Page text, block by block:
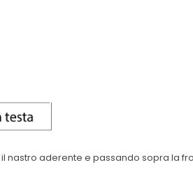
il nastro aderente e passando sopra la